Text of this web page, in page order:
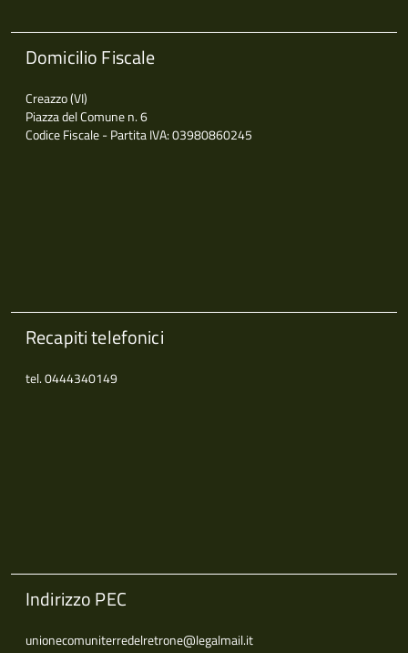
Domicilio Fiscale
Creazzo (VI)
Piazza del Comune n. 6
Codice Fiscale - Partita IVA: 03980860245
Recapiti telefonici
tel. 0444340149
Indirizzo PEC
unionecomuniterredelretrone@legalmail.it